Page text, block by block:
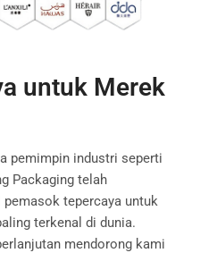
untuk Merek
pemimpin industri seperti
Packaging telah
tepercaya untuk
terkenal di dunia.
mendorong kami